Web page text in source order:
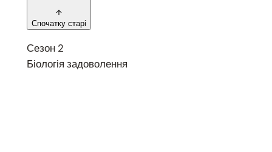
Спочатку старі
Сезон 2
Біологія задоволення